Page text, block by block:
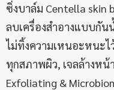
ซิ่งบาล์ม Centella skin
ลบเครื่องสำอางแบบกั
ไม่ทิ้งความเหนอะหนะ
ทุกสภาพผิว, เจลล้างหน้
Exfoliating &